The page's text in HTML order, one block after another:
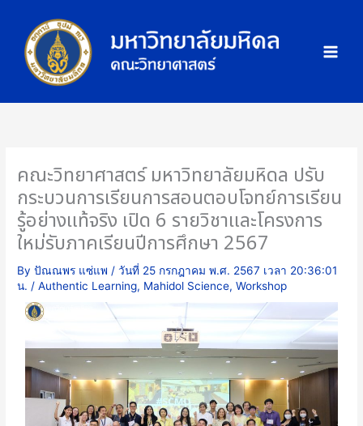
content
คณะวิทยาศาสตร์ มหาวิทยาลัยมหิดล ปรับ
กระบวนการเรียนการสอนตอบโจทย์การเรียน
รู้อย่างแท้จริง เปิด 6 รายวิชาและโครงการ
ใหม่รับภาคเรียนปีการศึกษา 2567
Byปัณณพร แซ่แพ /วันที่ 25 กรกฎาคม พ.ศ. 2567 เวลา 20:36:01
น. /Authentic Learning, Mahidol Science,Workshop
ม